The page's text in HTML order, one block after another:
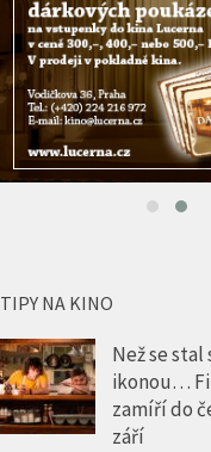
TIPY NA KINO
Než se stal
ikonou…
zamíří do
září